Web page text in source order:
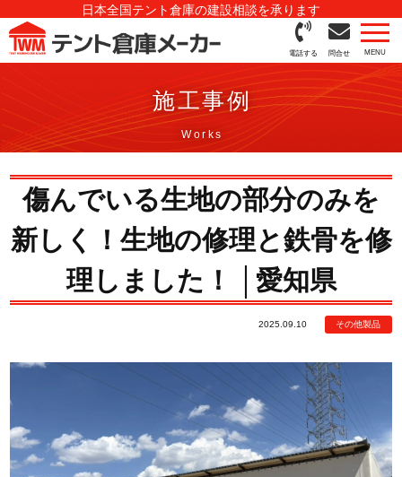
日本全国テント倉庫の建設相談を承ります
電話する 問合せ
施工事例
傷んでいる生地の部分のみを
新しく！生地の修理と鉄骨を修
理しました！ │愛知県
2025.09.10 その他製品